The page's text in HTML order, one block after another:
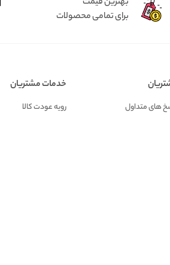
برای تمامی محصولات
های متداول
خدمات مشتریان
رویه عودت کالا